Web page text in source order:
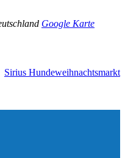
Google Karte
Sirius Hundeweihnachtsmarkt